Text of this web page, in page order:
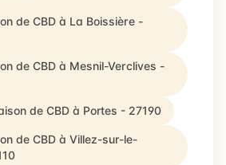
de CBD à La Boissière -
de CBD à Mesnil-Verclives -
de CBD à Portes - 27190
de CBD à Villez-sur-le-